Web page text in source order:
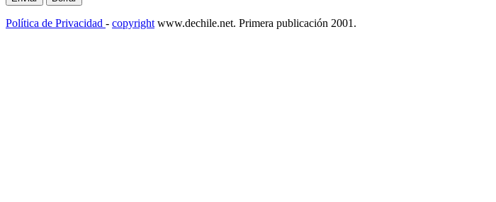
Política de Privacidad - copyright www.dechile.net. Primera publicación 2001.